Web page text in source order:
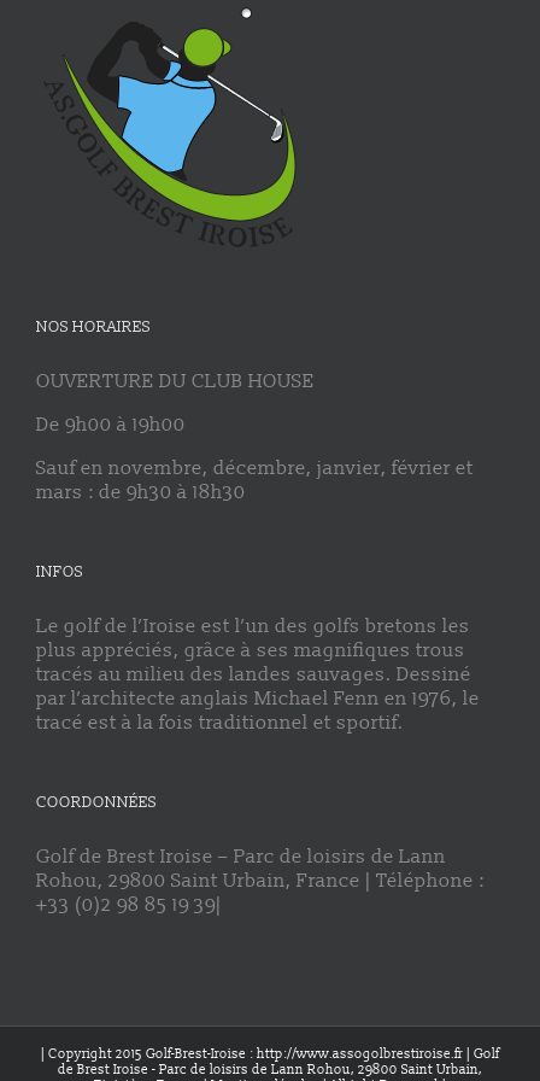
NOS HORAIRES
OUVERTURE DU CLUB HOUSE
De 9h00 à 19h00
Sauf en novembre, décembre, janvier, février et
mars : de 9h30 à 18h30
INFOS
Le golf de l’Iroise est l’un des golfs bretons les
plus appréciés, grâce à ses magnifiques trous
tracés au milieu des landes sauvages. Dessiné
par l’architecte anglais Michael Fenn en 1976, le
tracé est à la fois traditionnel et sportif.
COORDONNÉES
Golf de Brest Iroise – Parc de loisirs de Lann
Rohou, 29800 Saint Urbain, France | Téléphone :
+33 (0)2 98 85 19 39|
| Copyright 2015 Golf-Brest-Iroise : http://www.assogolbrestiroise.fr | Golf
de Brest Iroise - Parc de loisirs de Lann Rohou, 29800 Saint Urbain,